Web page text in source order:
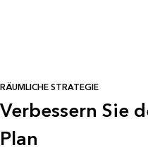
RÄUMLICHE STRATEGIE
Verbessern Sie
Plan